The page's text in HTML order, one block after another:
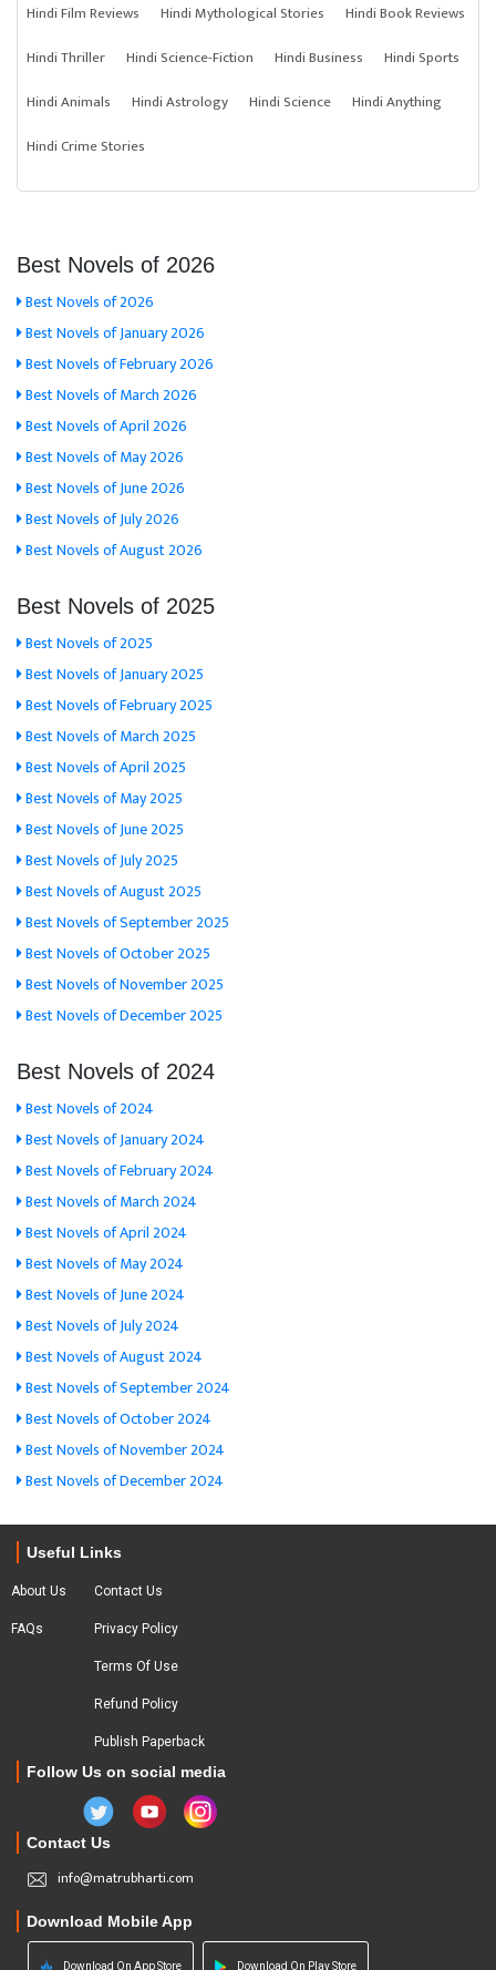
Hindi Film Reviews
Hindi Mythological Stories
Hindi Book Reviews
Hindi Thriller
Hindi Science-Fiction Hindi Business
Hindi Sports
Hindi Animals
Hindi Astrology Hindi Science
Hindi Anything
Hindi Crime Stories
Best Novels of 2026
Best Novels of 2026
Best Novels of January 2026
Best Novels of February 2026
Best Novels of March 2026
Best Novels of April 2026
Best Novels of May 2026
Best Novels of June 2026
Best Novels of July 2026
Best Novels of August 2026
Best Novels of 2025
Best Novels of 2025
Best Novels of January 2025
Best Novels of February 2025
Best Novels of March 2025
Best Novels of April 2025
Best Novels of May 2025
Best Novels of June 2025
Best Novels of July 2025
Best Novels of August 2025
Best Novels of September 2025
Best Novels of October 2025
Best Novels of November 2025
Best Novels of December 2025
Best Novels of 2024
Best Novels of 2024
Best Novels of January 2024
Best Novels of February 2024
Best Novels of March 2024
Best Novels of April 2024
Best Novels of May 2024
Best Novels of June 2024
Best Novels of July 2024
Best Novels of August 2024
Best Novels of September 2024
Best Novels of October 2024
Best Novels of November 2024
Best Novels of December 2024
Useful Links
About Us
FAQs
Contact Us
Privacy Policy
Terms Of Use
Refund Policy
Publish Paperback
Follow Us on social media
Contact Us
info@matrubharti.com
Download Mobile App
Download On App Store Download On Play Store